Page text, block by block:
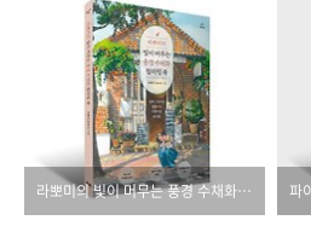
라뽀미의 빛이 머무는 풍경 수채화 컬러링 북